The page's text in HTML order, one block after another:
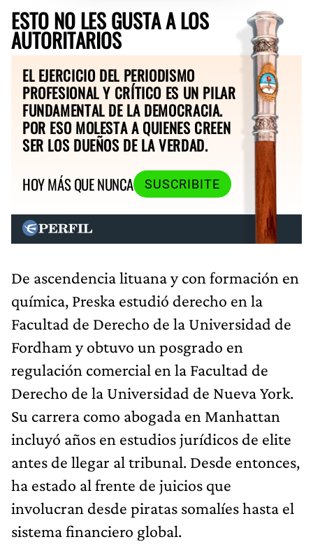
ESTO NO LES GUSTA A LOS
AUTORITARIOS
EL EJERCICIO DEL PERIODISMO
PROFESIONAL Y CRÍTICO ES UN PILAR
FUNDAMENTAL DE LA DEMOCRACIA.
POR ESO MOLESTA A QUIENES CREEN
SER LOS DUEÑOS DE LA VERDAD.
HOY MÁS QUE NUNCA
SUSCRIBITE
De ascendencia lituana y con formación en
química, Preska estudió derecho en la
Facultad de Derecho de la Universidad de
Fordham y obtuvo un posgrado en
regulación comercial en la Facultad de
Derecho de la Universidad de Nueva York.
Su carrera como abogada en Manhattan
incluyó años en estudios jurídicos de elite
antes de llegar al tribunal. Desde entonces,
ha estado al frente de juicios que
involucran desde piratas somalíes hasta el
sistema financiero global.